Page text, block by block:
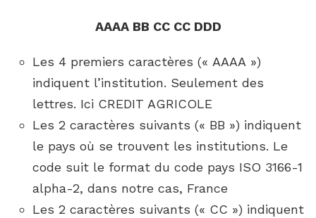
AAAA BB CC CC DDD
Les 4 premiers caractères (« AAAA »)
indiquent l’institution. Seulement des
lettres. Ici CREDIT AGRICOLE
Les 2 caractères suivants (« BB ») indiquent
le pays où se trouvent les institutions. Le
code suit le format du code pays ISO 3166-1
alpha-2, dans notre cas, France
Les 2 caractères suivants (« CC ») indiquent